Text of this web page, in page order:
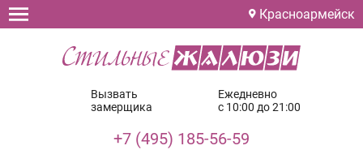
Красноармейск
Вызвать
замерщика
Ежедневно
с 10:00 до 21:00
+7 (495) 185-56-59